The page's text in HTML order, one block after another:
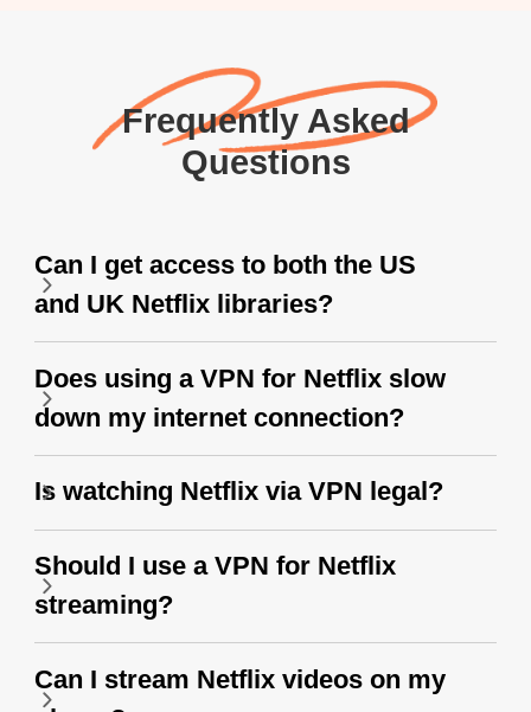
Frequently Asked
Questions
Can I get access to both the US
and UK Netflix libraries?
Does using a VPN for Netflix slow
down my internet connection?
Is watching Netflix via VPN legal?
Should I use a VPN for Netflix
streaming?
Can I stream Netflix videos on my